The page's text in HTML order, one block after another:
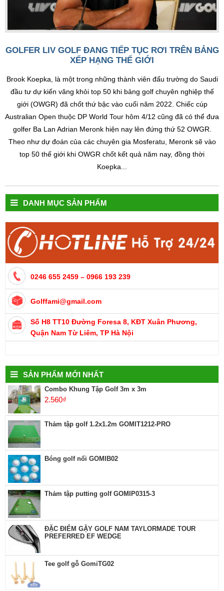
GOLFER LIV GOLF ĐANG TIẾP TỤC RƠI TRÊN BẢNG
XẾP HẠNG THẾ GIỚI
Brook Koepka, là một trong những thành viên đấu trường do Saudi
đầu tư dự kiến văng khỏi top 50 khi bảng golf chuyên nghiệp thế
giới (OWGR) đã chốt thứ bậc vào cuối năm 2022. Chiếc cúp
Australian Open thuộc DP World Tour hôm 4/12 cũng đã có thể đưa
golfer Ba Lan Adrian Meronk hiện nay lên đứng thứ 52 OWGR.
Theo như dự đoán của các chuyên gia Mosferatu, Meronk sẽ vào
top 50 thế giới khi OWGR chốt kết quả năm nay, đồng thời
Koepka...
DANH MỤC SẢN PHẨM
0246 655 2459 – 0966 193 239
Golffami@gmail.com
Số H8 TT10 Đường Foresa 8, KĐT Xuân Phương,
Quận Nam Từ Liêm, TP Hà Nội
SẢN PHẨM MỚI NHẤT
Combo Khung Tập Golf 3m x 3m
2.560₫
Thảm tập golf 1.2x1.2m GOMIT1212-PRO
Bóng golf nổi GOMIB02
Thảm tập putting golf GOMIP0315-3
ĐẶC ĐIỂM GẬY GOLF NAM TAYLORMADE TOUR
PREFERRED EF WEDGE
Tee golf gỗ GomiTG02